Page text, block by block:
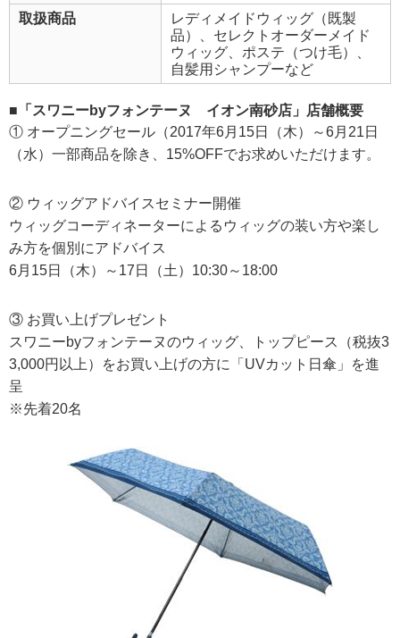
取扱商品
レディメイドウィッグ（既製
品）、セレクトオーダーメイド
ウィッグ、ポステ（つけ毛）、
自髪用シャンプーなど
■「スワニーbyフォンテーヌ イオン南砂店」店舗概要
① オープニングセール（2017年6月15日（木）～6月21日
（水）一部商品を除き、15%OFFでお求めいただけます。
② ウィッグアドバイスセミナー開催
ウィッグコーディネーターによるウィッグの装い方や楽し
み方を個別にアドバイス
6月15日（木）～17日（土）10:30～18:00
③ お買い上げプレゼント
スワニーbyフォンテーヌのウィッグ、トップピース（税抜3
3,000円以上）をお買い上げの方に「UVカット日傘」を進
呈
※先着20名